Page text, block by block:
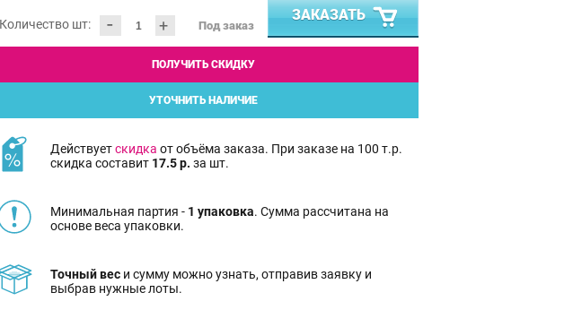
Количество шт: - + Под заказ
ЗАКАЗАТЬ
ПОЛУЧИТЬ СКИДКУ
УТОЧНИТЬ НАЛИЧИЕ
Действуетскидка от объёма заказа. При заказе на 100 т.р.
скидка составит 17.5 р. за шт.
Минимальная партия - 1 упаковка. Сумма рассчитана на
основе веса упаковки.
Точный вес и сумму можно узнать, отправив заявку и
выбрав нужные лоты.